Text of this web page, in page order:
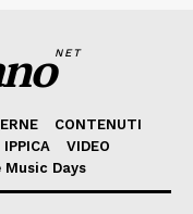
NET
CONTENUTI
IPPICA
VIDEO
Music Days